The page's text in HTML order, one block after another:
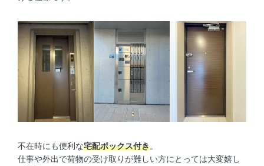
不在時にも便利な宅配ボックス付き。
仕事や外出で荷物の受け取りが難しい方にとっては大変嬉し